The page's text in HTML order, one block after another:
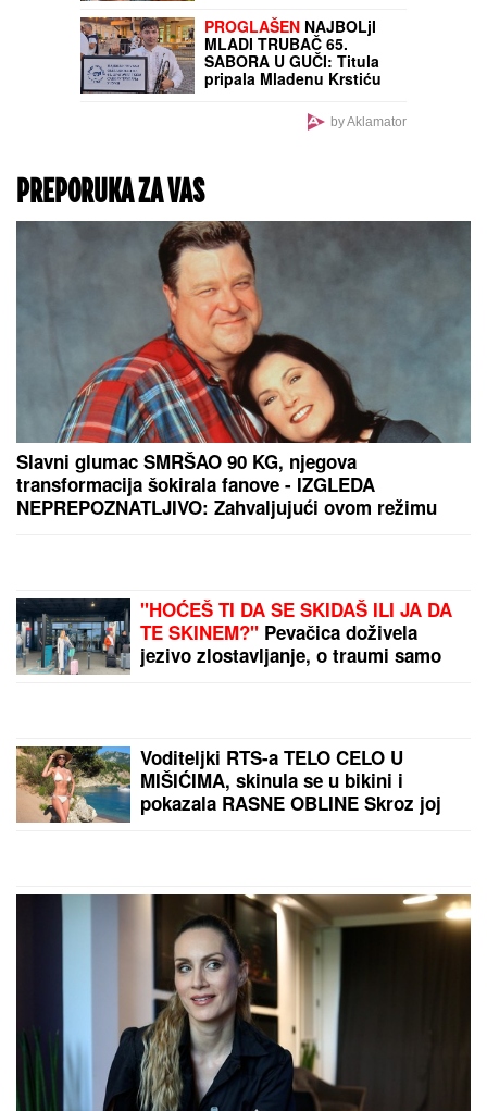
PROGLAŠEN NAJBOLjI
MLADI TRUBAČ 65.
SABORA U GUČI: Titula
pripala Mladenu Krstiću
by Aklamator
PREPORUKA ZA VAS
Slavni glumac SMRŠAO 90 KG, njegova
transformacija šokirala fanove - IZGLEDA
NEPREPOZNATLJIVO: Zahvaljujući ovom režimu
"HOĆEŠ TI DA SE SKIDAŠ ILI JA DA
TE SKINEM?" Pevačica doživela
jezivo zlostavljanje, o traumi samo
Voditeljki RTS-a TELO CELO U
MIŠIĆIMA, skinula se u bikini i
pokazala RASNE OBLINE Skroz joj